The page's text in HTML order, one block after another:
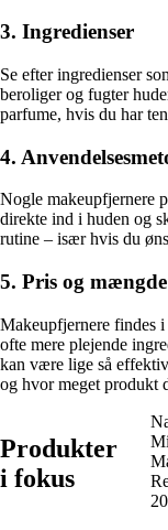
3. Ingredienser
Se efter ingredienser
beroliger og fugter
parfume, hvis du har
4.
Nogle makeupfjernere
direkte ind i huden og
rutine – især hvis du
5. Pris og mængde
Makeupfjernere findes
ofte mere plejende
kan være lige så
og hvor meget produkt
Produkter
i fokus